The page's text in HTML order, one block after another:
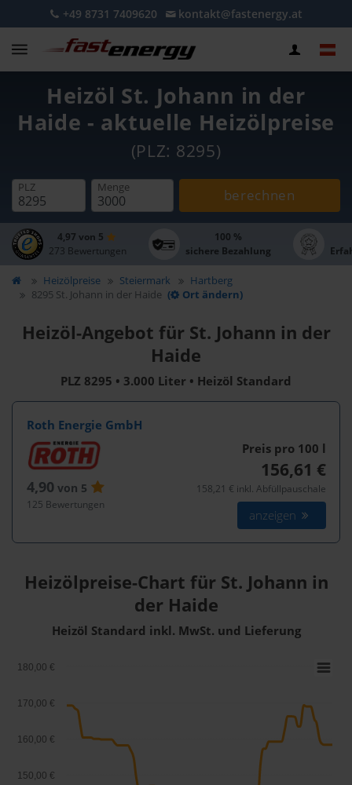
+49 8731 7409620 kontakt@fastenergy.at
Heizöl St. Johann in der
Haide - aktuelle Heizölpreise
(PLZ: 8295)
PLZ Menge berechnen
4,97 von 5
273 Bewertungen
100 %
sichere Bezahlung
Heizölpreise Steiermark
Hartberg
8295 St. Johann in der Haide ( Ort ändern)
Heizöl-Angebot für St. Johann in der
Haide
PLZ 8295 • 3.000 Liter • Heizöl Standard
Roth Energie GmbH
4,90 von 5
125 Bewertungen
Preis pro 100 l
156,61 €
158,21 € inkl. Abfüllpauschale
anzeigen
Heizölpreise-Chart für St. Johann in
der Haide
Heizöl Standard inkl. MwSt. und Lieferung
150,00 €
160,00 €
170,00 €
180,00 €